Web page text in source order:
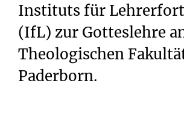
Instituts für
(IfL) zur Gotteslehre
Theologischen
Paderborn.